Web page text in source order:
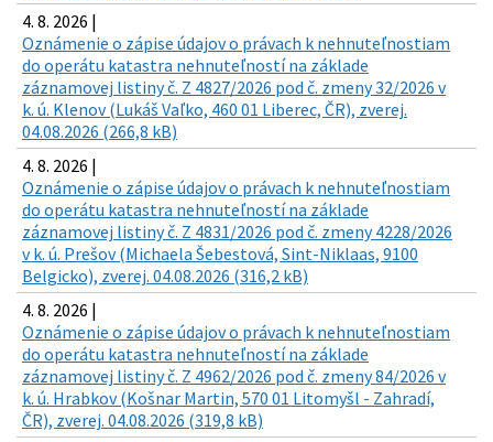
4. 8. 2026 |
Oznámenie o zápise údajov o právach k nehnuteľnostiam
do operátu katastra nehnuteľností na základe
záznamovej listiny č. Z 4827/2026 pod č. zmeny 32/2026 v
k. ú. Klenov (Lukáš Vaľko, 460 01 Liberec, ČR), zverej.
04.08.2026 (266,8 kB)
4. 8. 2026 |
Oznámenie o zápise údajov o právach k nehnuteľnostiam
do operátu katastra nehnuteľností na základe
záznamovej listiny č. Z 4831/2026 pod č. zmeny 4228/2026
v k. ú. Prešov (Michaela Šebestová, Sint-Niklaas, 9100
Belgicko), zverej. 04.08.2026 (316,2 kB)
4. 8. 2026 |
Oznámenie o zápise údajov o právach k nehnuteľnostiam
do operátu katastra nehnuteľností na základe
záznamovej listiny č. Z 4962/2026 pod č. zmeny 84/2026 v
k. ú. Hrabkov (Košnar Martin, 570 01 Litomyšl - Zahradí,
ČR), zverej. 04.08.2026 (319,8 kB)